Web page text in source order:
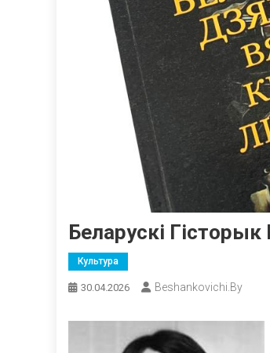
Беларускі
Культура
30.04.2026 Beshankovichi.by